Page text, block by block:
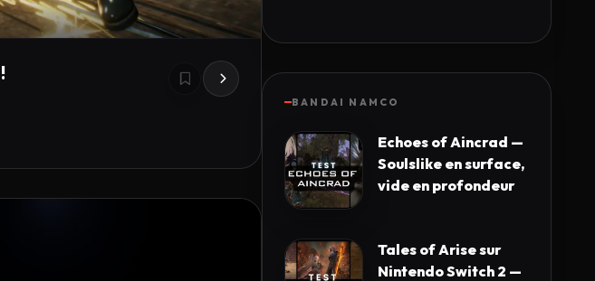
BANDAI NAMCO
Echoes of Aincrad —
Soulslike en surface,
vide en profondeur
Tales of Arise sur
Nintendo Switch 2 —